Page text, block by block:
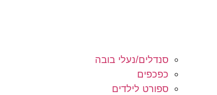
סנדלים/נעלי בובה
כפכפים
ספורט לילדים